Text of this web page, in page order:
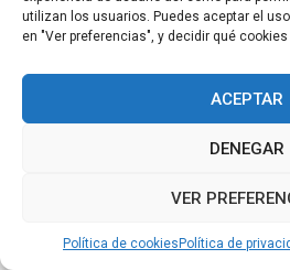
utilizan los usuarios. Puedes aceptar el
en "Ver preferencias", y decidir qué
ACEPTAR
DENEGAR
VER
Política de cookies Política de